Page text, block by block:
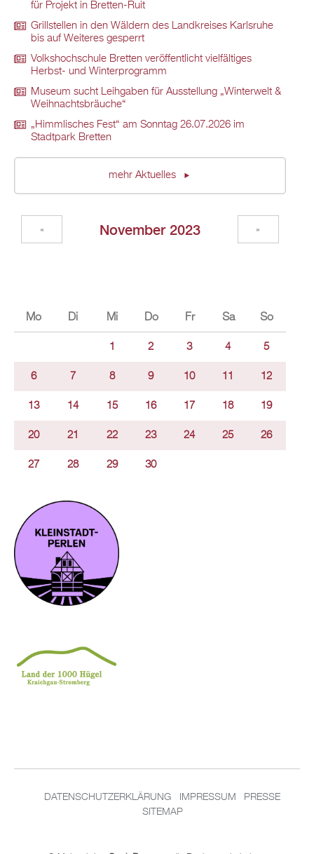
für Projekt in Bretten-Ruit
Grillstellen in den Wäldern des Landkreises Karlsruhe
bis auf Weiteres gesperrt
Volkshochschule Bretten veröffentlicht vielfältiges
Herbst- und Winterprogramm
Museum sucht Leihgaben für Ausstellung „Winterwelt &
Weihnachtsbräuche“
„Himmlisches Fest“ am Sonntag 26.07.2026 im
Stadtpark Bretten
mehr Aktuelles
November 2023
« »
Mo Di Mi Do Fr Sa So
1 2 3 4 5
6 7 8 9 10 11 12
13 14 15 16 17 18 19
20 21 22 23 24 25 26
27 28 29 30
DATENSCHUTZERKLÄRUNG IMPRESSUM
PRESSE
SITEMAP